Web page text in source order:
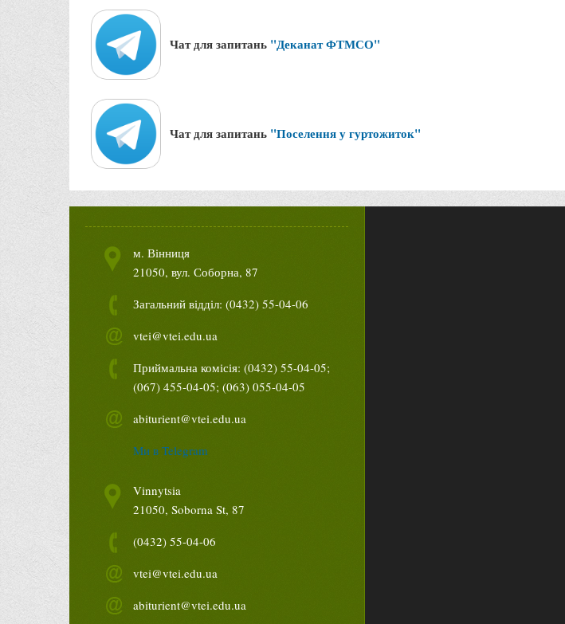
Чат для запитань "Деканат ФТМСО"
Чат для запитань "Поселення у гуртожиток"
м. Вінниця
21050, вул. Соборна, 87
Загальний відділ: (0432) 55-04-06
vtei@vtei.edu.ua
Приймальна комісія: (0432) 55-04-05;
(067) 455-04-05; (063) 055-04-05
abiturient@vtei.edu.ua
Ми в Telegram
Vinnytsia
21050, Soborna St, 87
(0432) 55-04-06
vtei@vtei.edu.ua
abiturient@vtei.edu.ua